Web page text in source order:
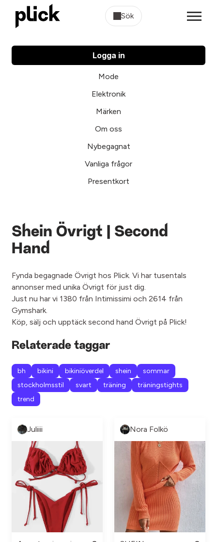
Sök
Logga in
Mode
Elektronik
Märken
Om oss
Nybegagnat
Vanliga frågor
Presentkort
Shein Övrigt | Second
Hand
Fynda begagnade Övrigt hos Plick. Vi har tusentals
annonser med unika Övrigt för just dig.
Just nu har vi 1380 från Intimissimi och 2614 från
Gymshark.
Köp, sälj och upptäck second hand Övrigt på Plick!
Relaterade taggar
bh bikini bikiniöverdel shein
sommar
stockholmsstil
svart träning
träningstights
trend
Juliiii Nora Folkö